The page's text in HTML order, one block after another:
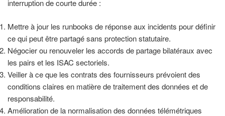
interruption de courte durée :
Mettre à jour les runbooks de réponse aux incidents pour définir
ce qui peut être partagé sans protection statutaire.
Négocier ou renouveler les accords de partage bilatéraux avec
les pairs et les ISAC sectoriels.
Veiller à ce que les contrats des fournisseurs prévoient des
conditions claires en matière de traitement des données et de
responsabilité.
Amélioration de la normalisation des données télémétriques